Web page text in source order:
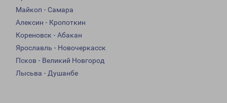
Майкоп - Самара
Алексин - Кропоткин
Кореновск - Абакан
Ярославль - Новочеркасск
Псков - Великий Новгород
Лысьва - Душанбе